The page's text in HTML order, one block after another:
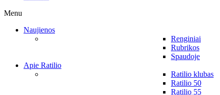
Menu
Naujienos
Renginiai
Rubrikos
Spaudoje
Apie Ratilio
Ratilio klubas
Ratilio 50
Ratilio 55